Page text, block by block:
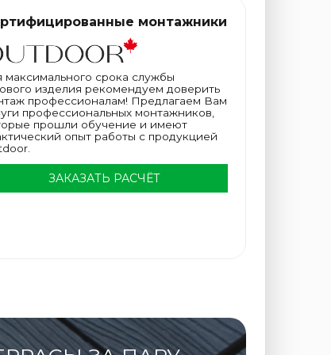
монтажники
максимального срока службы
изделия рекомендуем доверить
профессионалам! Предлагаем Вам
профессиональных монтажников,
прошли обучение и имеют
опыт работы с продукцией
ЗАКАЗАТЬ РАСЧЁТ